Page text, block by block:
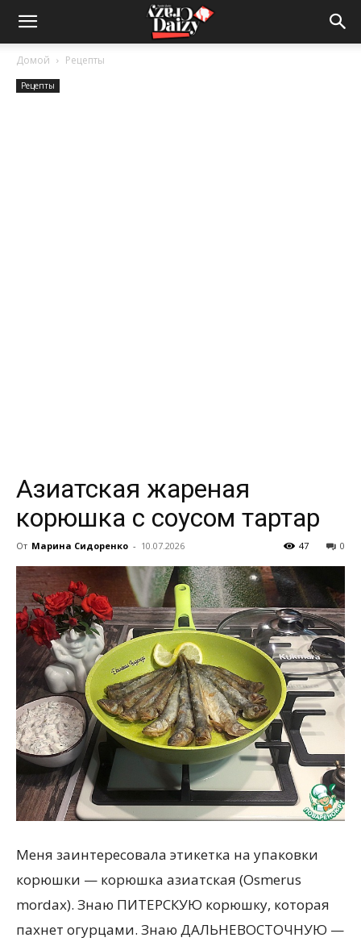
Crazy-
Daizy
Домой Рецепты
Рецепты
Азиатская жареная
корюшка с соусом тартар
От Марина Сидоренко - 10.07.2026 0
47
Меня заинтересовала этикетка на упаковки
корюшки — корюшка азиатская (Osmerus
mordax). Знаю ПИТЕРСКУЮ корюшку, которая
пахнет огурцами. Знаю ДАЛЬНЕВОСТОЧНУЮ —